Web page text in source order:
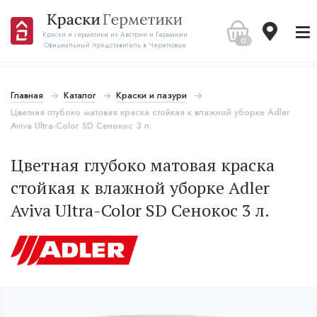
Краски и герметики из Австрии и Германии
Официальный представитель в Череповце
0
Главная Каталог
Краски и лазури
Цветная глубоко матовая краска стойкая к влажной уборке Adler
Aviva Ultra-Color SD Cенокос 3 л.
Цветная глубоко матовая краска
стойкая к влажной уборке Adler
Aviva Ultra-Color SD Cенокос 3 л.